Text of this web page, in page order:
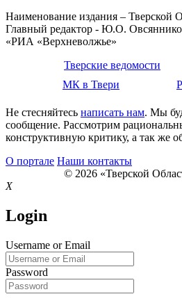
Наименование издания – Тверской
Главный редактор - Ю.О.
«РИА «Верхневолжье»
Тверские ведомости
МК в Твери
Не стесняйтесь написать нам. Мы
сообщение. Рассмотрим
конструктивную критику, а так же
О портале Наши контакты
© 2026 «Тверской
X
Login
Username or Email
Password